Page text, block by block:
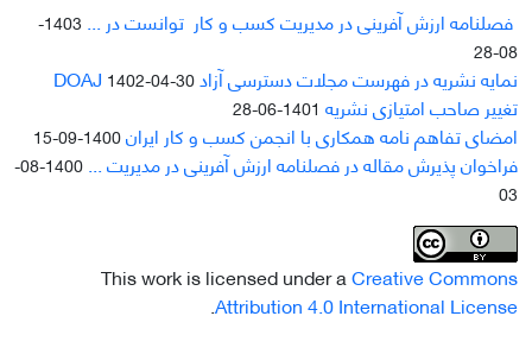
فصلنامه ارزش آفرینی در مدیریت کسب و کار توانست در ...
1403-
08-28
نمایه نشریه در فهرست مجلات دسترسی آزاد DOAJ1402-04-30
تغییر صاحب امتیازی نشریه 1401-06-28
امضای تفاهم نامه همکاری با انجمن کسب و کار ایران1400-09-15
فراخوان پذیرش مقاله در فصلنامه ارزش آفرینی در مدیریت ...
1400-08-
03
This work is licensed under aCreative Commons
Attribution 4.0 International License
.